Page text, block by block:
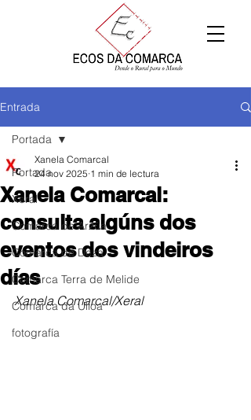
Entrada
Portada
Xeral
Comarca de Arzúa
Comarca de Deza
Comarca Terra de Melide
Comarca da Ulloa
fotografía
Portada
Xanela Comarcal:
consulta algúns dos
eventos dos vindeiros
días
Xanela Comarcal
24 nov 2025 1 min de lectura
Xanela Comarcal/Xeral